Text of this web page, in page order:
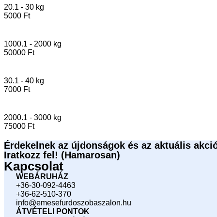
20.1 - 30 kg
5000 Ft
1000.1 - 2000 kg
50000 Ft
30.1 - 40 kg
7000 Ft
2000.1 - 3000 kg
75000 Ft
Érdekelnek az újdonságok és az aktuális
Iratkozz fel! (Hamarosan)
Kapcsolat
WEBÁRUHÁZ
+36-30-092-4463
+36-62-510-370
info@emesefurdoszobaszalon.hu
ÁTVÉTELI PONTOK